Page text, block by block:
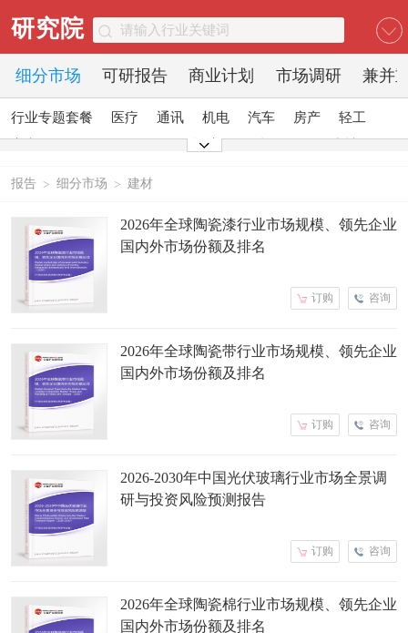
研究院
细分市场 可研报告 商业计划 市场调研 兼并
行业专题套餐 医疗 通讯 机电 汽车 房产
轻工
酒店
报告 > 细分市场 > 建材
2026年全球陶瓷漆行业市场规模、领先企业
国内外市场份额及排名
咨询
订购
2026年全球陶瓷带行业市场规模、领先企业
国内外市场份额及排名
咨询
订购
2026-2030年中国光伏玻璃行业市场全景调
研与投资风险预测报告
咨询
订购
2026年全球陶瓷棉行业市场规模、领先企业
国内外市场份额及排名